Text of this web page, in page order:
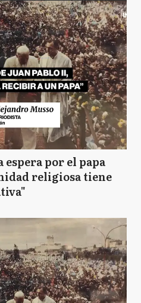
espera por el papa
religiosa tiene